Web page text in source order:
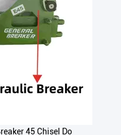
45 Chisel Do